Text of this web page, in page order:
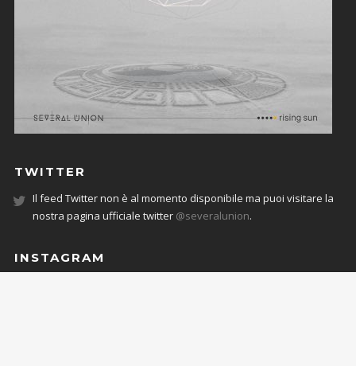
TWITTER
Il feed Twitter non è al momento disponibile ma puoi visitare la
nostra pagina ufficiale twitter @severalunion.
INSTAGRAM